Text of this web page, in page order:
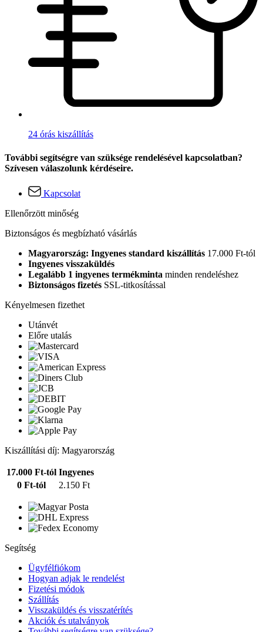
24 órás kiszállítás
További segítségre van szüksége rendelésével kapcsolatban?
Szívesen válaszolunk kérdéseire.
Kapcsolat
Ellenőrzött minőség
Biztonságos és megbízható vásárlás
Magyarország: Ingyenes standard kiszállítás 17.000 Ft-tól
Ingyenes visszaküldés
Legalább 1 ingyenes termékminta minden rendeléshez
Biztonságos fizetés SSL-titkosítással
Kényelmesen fizethet
Utánvét
Előre utalás
Kiszállítási díj: Magyarország
17.000 Ft-tól Ingyenes
0 Ft-tól
2.150 Ft
Segítség
Ügyfélfiókom
Hogyan adjak le rendelést
Fizetési módok
Szállítás
Visszaküldés és visszatérítés
Akciók és utalványok